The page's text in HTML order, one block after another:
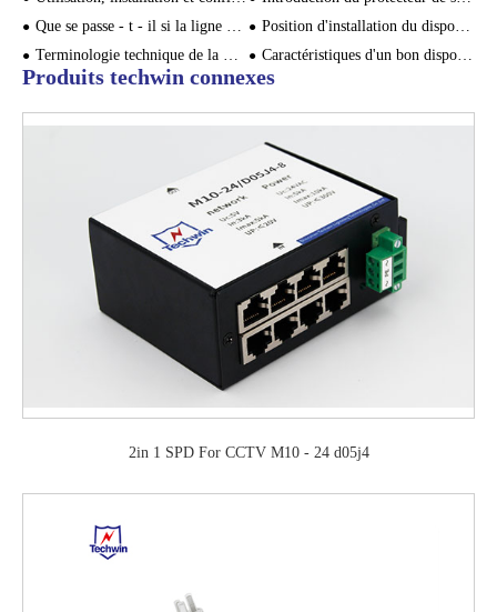
Que se passe - t - il si la ligne de raccordement de l'arrester est trop longue?
Position d'installation du dispositif de protection contre les surtensions
Terminologie technique de la Norme CEI 61643 - 1
Caractéristiques d'un bon dispositif de protection contre les surtensions
Produits techwin connexes
2in 1 SPD For CCTV M10 - 24 d05j4